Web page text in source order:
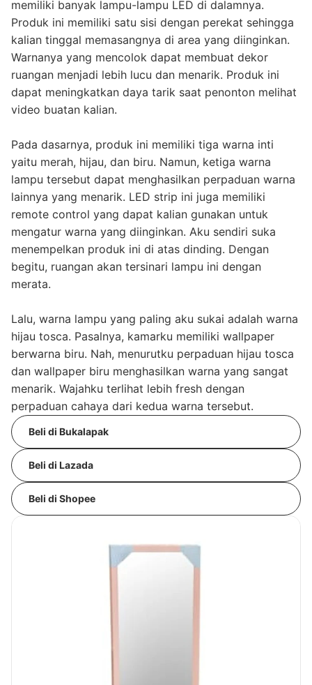
memiliki banyak lampu-lampu LED di dalamnya.
Produk ini memiliki satu sisi dengan perekat sehingga
kalian tinggal memasangnya di area yang diinginkan.
Warnanya yang mencolok dapat membuat dekor
ruangan menjadi lebih lucu dan menarik. Produk ini
dapat meningkatkan daya tarik saat penonton melihat
video buatan kalian.
Pada dasarnya, produk ini memiliki tiga warna inti
yaitu merah, hijau, dan biru. Namun, ketiga warna
lampu tersebut dapat menghasilkan perpaduan warna
lainnya yang menarik. LED strip ini juga memiliki
remote control yang dapat kalian gunakan untuk
mengatur warna yang diinginkan. Aku sendiri suka
menempelkan produk ini di atas dinding. Dengan
begitu, ruangan akan tersinari lampu ini dengan
merata.
Lalu, warna lampu yang paling aku sukai adalah warna
hijau tosca. Pasalnya, kamarku memiliki wallpaper
berwarna biru. Nah, menurutku perpaduan hijau tosca
dan wallpaper biru menghasilkan warna yang sangat
menarik. Wajahku terlihat lebih fresh dengan
perpaduan cahaya dari kedua warna tersebut.
Beli di Bukalapak
Beli di Lazada
Beli di Shopee